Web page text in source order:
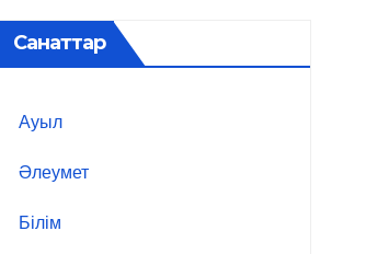
Санаттар
Ауыл
Әлеумет
Білім